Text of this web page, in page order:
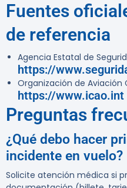
Fuentes
de referencia
Agencia Estatal de
https://
Organización de Aviación
https://www.icao.int
Preguntas
¿Qué debo hacer
incidente en vuelo?
Solicite atención médica si